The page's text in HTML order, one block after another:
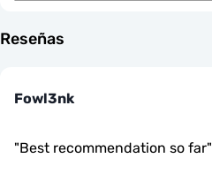
Reseñas
Fowl3nk
"Best recommendation so far"